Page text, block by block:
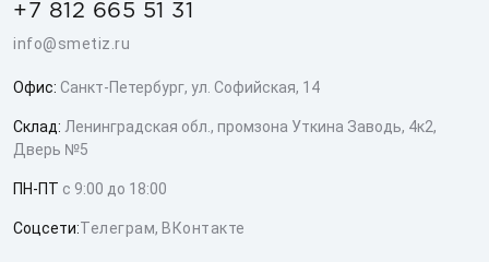
+7 812 665 51 31
info@smetiz.ru
Офис: Санкт-Петербург, ул. Софийская, 14
Склад: Ленинградская обл., промзона Уткина Заводь, 4к2,
Дверь №5
ПН-ПТ с 9:00 до 18:00
Соцсети:Телеграм, ВКонтакте